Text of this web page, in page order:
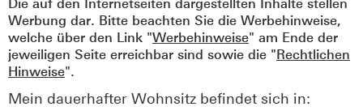
Die auf den Internetseiten dargestellten Inhalte stellen
Werbung dar. Bitte beachten Sie die Werbehinweise,
welche über den Link "Werbehinweise" am Ende der
jeweiligen Seite erreichbar sind sowie die "Rechtlichen
Hinweise".
Mein dauerhafter Wohnsitz befindet sich in: